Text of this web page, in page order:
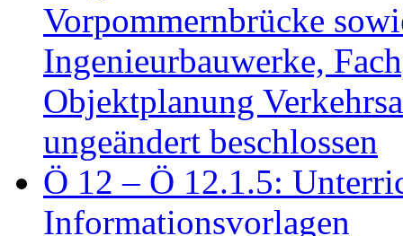
Vorpommernbrücke
Ingenieurbauwerke,
Objektplanung
ungeändert beschlossen
Ö 12 – Ö 12.1.5:
Informationsvorlagen